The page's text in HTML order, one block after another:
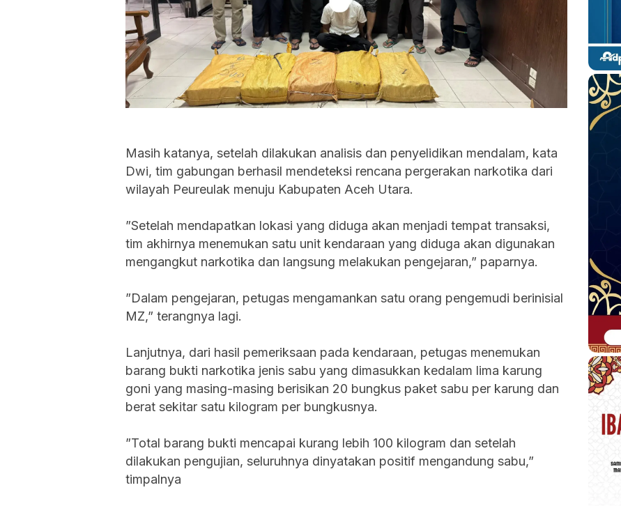
Masih katanya, ‎setelah dilakukan analisis dan penyelidikan mendalam, kata
Dwi, tim gabungan berhasil mendeteksi rencana pergerakan narkotika dari
wilayah Peureulak menuju Kabupaten Aceh Utara.
‎”Setelah mendapatkan lokasi yang diduga akan menjadi tempat transaksi,
tim akhirnya menemukan satu unit kendaraan yang diduga akan digunakan
mengangkut narkotika dan langsung melakukan pengejaran,” paparnya.
‎”Dalam pengejaran, petugas mengamankan satu orang pengemudi berinisial
MZ,” terangnya lagi.
‎Lanjutnya, dari hasil pemeriksaan pada kendaraan, petugas menemukan
barang bukti narkotika jenis sabu yang dimasukkan kedalam lima karung
goni yang masing-masing berisikan 20 bungkus paket sabu per karung dan
berat sekitar satu kilogram per bungkusnya.
‎”Total barang bukti mencapai kurang lebih 100 kilogram dan setelah
dilakukan pengujian, seluruhnya dinyatakan positif mengandung sabu,”
timpalnya